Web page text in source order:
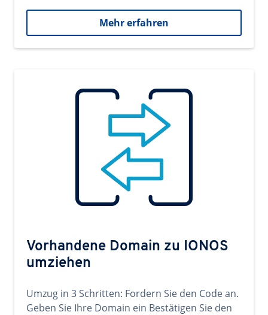
Mehr erfahren
Vorhandene Domain zu IONOS
umziehen
Umzug in 3 Schritten: Fordern Sie den Code an.
Geben Sie Ihre Domain ein Bestätigen Sie den